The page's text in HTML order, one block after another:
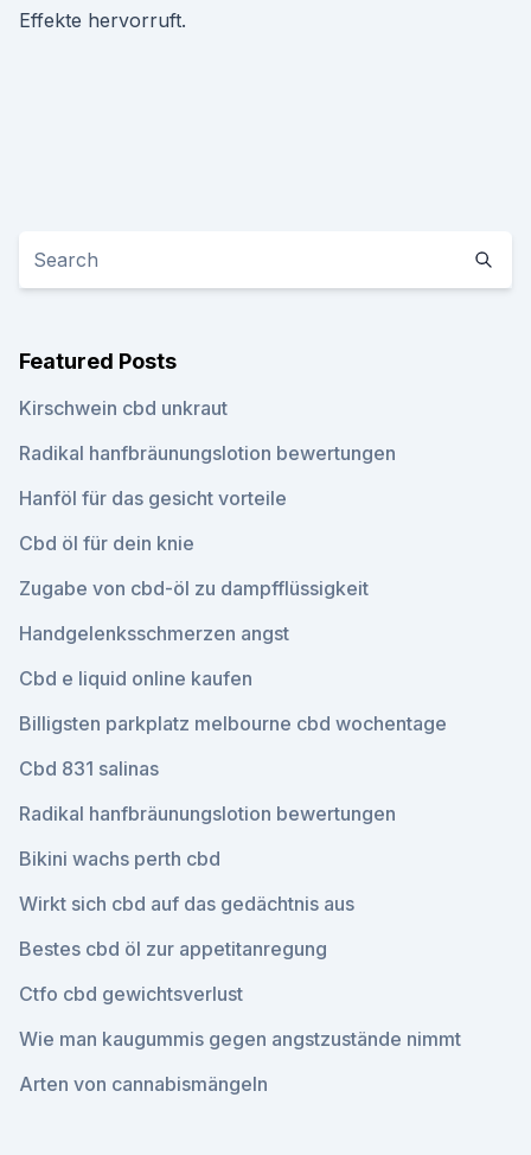
Effekte hervorruft.
Featured Posts
Kirschwein cbd unkraut
Radikal hanfbräunungslotion bewertungen
Hanföl für das gesicht vorteile
Cbd öl für dein knie
Zugabe von cbd-öl zu dampfflüssigkeit
Handgelenksschmerzen angst
Cbd e liquid online kaufen
Billigsten parkplatz melbourne cbd wochentage
Cbd 831 salinas
Radikal hanfbräunungslotion bewertungen
Bikini wachs perth cbd
Wirkt sich cbd auf das gedächtnis aus
Bestes cbd öl zur appetitanregung
Ctfo cbd gewichtsverlust
Wie man kaugummis gegen angstzustände nimmt
Arten von cannabismängeln